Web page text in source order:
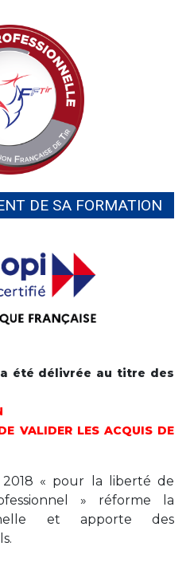
DE SA FORMATION
été délivrée au titre des
VALIDER LES ACQUIS DE
« pour la liberté de
» réforme la
et apporte des